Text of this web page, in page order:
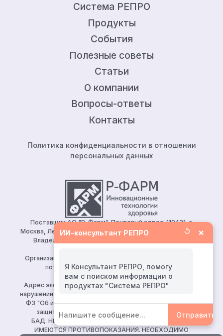
Система РЕПРО
Продукты
События
Полезные советы
Статьи
О компании
Вопросы-ответы
Контакты
Политика конфиденциальности в отношении
персональных данных
Поставщик АО "Р-Фарм". Почтовый адрес: 119421, г.
Москва, Ленинский проспект, д.111, корп.1, этаж 5, ком.128.
Владелец сайта: АО «Р-Фарм» 123154, Москва, ул.
Организация, уполномоченная принимать претензии от
потребителей: ООО «Р-Фарм Косметикс»
Тел:+7 (495) 165 10 75
Адрес электронной почты для направления заявления о
нарушении авторских и (или) смежных прав (ч. 2 ст. 10, 149-
ФЗ "Об информации, информационных технологиях и о
защите информации")
reproapotheka@rpharm.ru
БАД. НЕ ЯВЛЯЕТСЯ ЛЕКАРСТВЕННЫМ СРЕДСТВОМ.
ИМЕЮТСЯ ПРОТИВОПОКАЗАНИЯ. НЕОБХОДИМО
ИИ-консультант РЕПРО ↺ ×
Я Консультант РЕПРО, помогу
вам с поиском информации о
Отправить